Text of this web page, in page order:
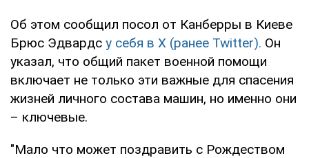
Об этом сообщил посол от Канберры в Киеве
Брюс Эдвардс у себя в Х (ранее Twitter). Он
указал, что общий пакет военной помощи
включает не только эти важные для спасения
жизней личного состава машин, но именно они
– ключевые.
"Мало что может поздравить с Рождеством